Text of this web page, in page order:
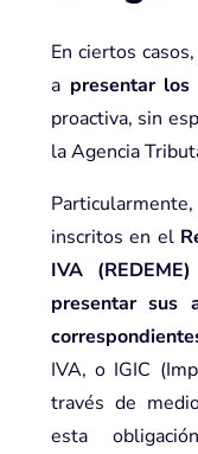
En ciertos
a presentar
proactiva, sin
la Agencia
inscritos en el
IVA (REDEME)
presentar sus
IVA, oIGIC
través de
esta